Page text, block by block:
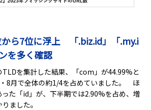
ら7位に浮上 「.biz.id」「.my.i
を多く確認
TLDを集計した結果、「com」が44.99%と
8月で全体の約1/4を占めていました。 ほ
た「id」が、下半期では2.90%を占め、増
ました。